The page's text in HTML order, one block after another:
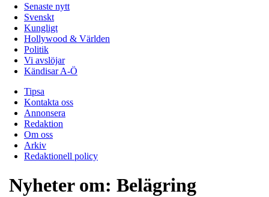
Senaste nytt
Svenskt
Kungligt
Hollywood & Världen
Politik
Vi avslöjar
Kändisar A-Ö
Tipsa
Kontakta oss
Annonsera
Redaktion
Om oss
Arkiv
Redaktionell policy
Nyheter om: Belägring